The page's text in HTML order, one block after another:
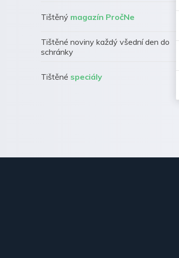
Tištěný magazín PročNe
Tištěné noviny každý všední den do
schránky
Tištěné speciály